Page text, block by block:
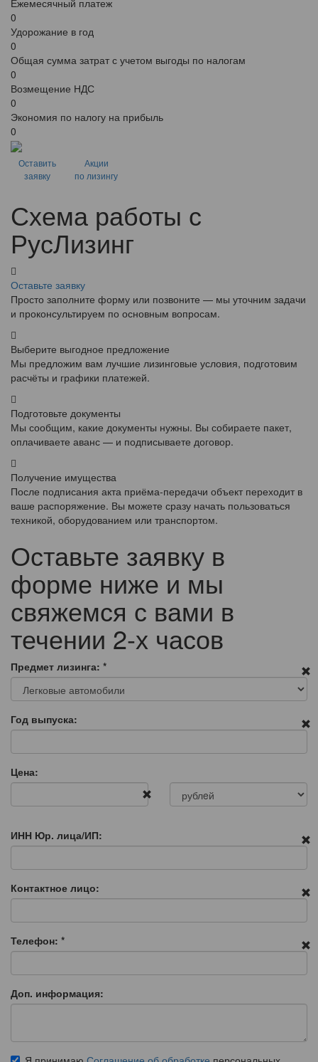
Ежемесячный платеж
0
Удорожание в год
0
Общая сумма затрат с учетом выгоды по налогам
0
Возмещение НДС
0
Экономия по налогу на прибыль
0
Оставить
заявку
Акции
по лизингу
Схема работы с
РусЛизинг
Оставьте заявку
Просто заполните форму или позвоните — мы уточним задачи
и проконсультируем по основным вопросам.
Выберите выгодное предложение
Мы предложим вам лучшие лизинговые условия, подготовим
расчёты и графики платежей.
Подготовьте документы
Мы сообщим, какие документы нужны. Вы собираете пакет,
оплачиваете аванс — и подписываете договор.
Получение имущества
После подписания акта приёма-передачи объект переходит в
ваше распоряжение. Вы можете сразу начать пользоваться
техникой, оборудованием или транспортом.
Оставьте заявку в
форме ниже и мы
свяжемся с вами в
течении 2-х часов
Предмет лизинга: *
Год выпуска:
Цена:
ИНН Юр. лица/ИП:
Контактное лицо:
Телефон: *
Доп. информация: